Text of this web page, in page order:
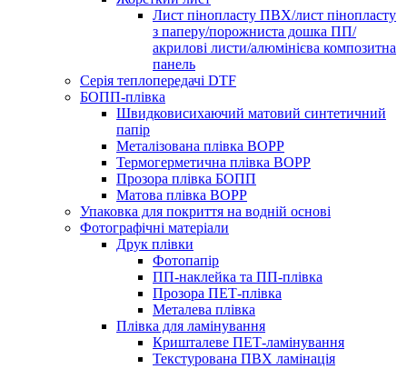
Лист пінопласту ПВХ/лист пінопласту
з паперу/порожниста дошка ПП/
акрилові листи/алюмінієва композитна
панель
Серія теплопередачі DTF
БОПП-плівка
Швидковисихаючий матовий синтетичний
папір
Металізована плівка BOPP
Термогерметична плівка BOPP
Прозора плівка БОПП
Матова плівка BOPP
Упаковка для покриття на водній основі
Фотографічні матеріали
Друк плівки
Фотопапір
ПП-наклейка та ПП-плівка
Прозора ПЕТ-плівка
Металева плівка
Плівка для ламінування
Кришталеве ПЕТ-ламінування
Текстурована ПВХ ламінація